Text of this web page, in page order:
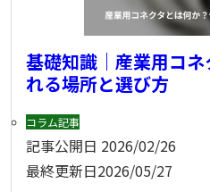
基礎知識｜産業用コ
れる場所と選び方
コラム記事
記事公開日 2026/02/26
最終更新日2026/05/27